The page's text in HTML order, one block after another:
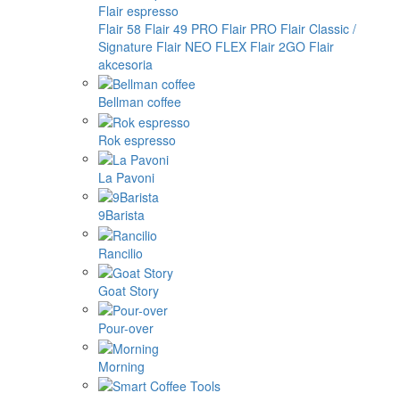
Flair espresso
Flair 58 Flair 49 PRO Flair PRO Flair Classic /
Signature Flair NEO FLEX Flair 2GO Flair
akcesoria
Bellman coffee
Rok espresso
La Pavoni
9Barista
Rancilio
Goat Story
Pour-over
Morning